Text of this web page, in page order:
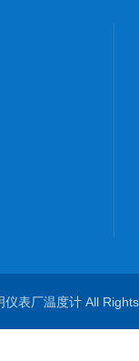
仪表厂温度计 All